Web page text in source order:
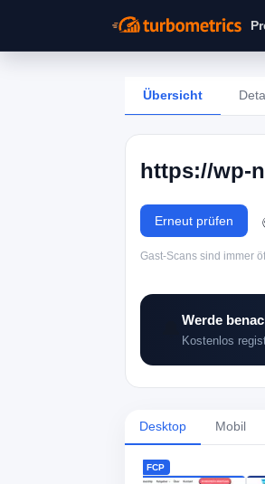
Übersicht
https://wp-
Erneut prüfen
Gast-Scans sind immer
Werde
Kostenlos
Desktop Mobil
FCP